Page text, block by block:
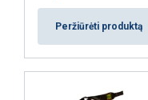
Peržiūrėti produktą
PARODYTI